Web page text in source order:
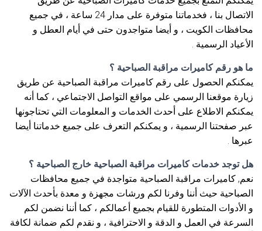
الاتصال بنا ، فخدماتنا متوفرة على مدار 24 ساعة ، في جميع
محافظات الكويت ، و أيضا متواجدون حتى في أيام العطل و
الأعياد الرسمية .
ما هو رقم كاميرات مراقبة الصباحية ؟
يمكنكم الحصول على رقم كاميرات مراقبة الصباحية عن طريق
زيارة موقعنا الرسمي على مواقع التواصل الاجتماعي ، كما أنه
يمكنكم الاطلاع على أحدث الخدمات و المعلومات التي تحتاجونها
عبر صفحتنا الرسمية ، و يمكنكم التعرف على جميع خدماتنا أيضا
عبرها .
هل توجد خدمات كاميرات مراقبة الصباحية خارج الصباحية ؟
نعم, كاميرات مراقبة الصباحية متواجدة في جميع محافظات
الصباحية حيث أننا وفرنا لكم ورشات مجهزة و معدة بأحدث الآلات
و الأدوات المتطورة للقيام بجميع أعمالكم ، كما أننا نضمن لكم
السرعة في العمل و الدقة و الاحترافية ، و نقدم لكم ضمانة لكافة